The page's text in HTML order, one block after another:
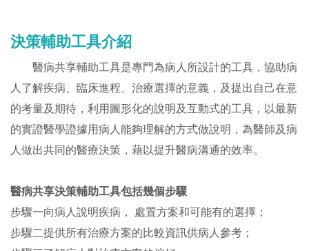
決策輔助工具介紹
醫病共享輔助工具是專門為病人所設計的工具，協助病
人了解疾病、臨床進程、治療選擇的意義，及提出自己在意
的考量及期待，利用圖形化的說明及互動式的工具，以最新
的實證醫學證據用病人能夠理解的方式做說明，為醫師及病
人做出共同的醫療決策，藉以提升醫病溝通的效率。
醫病共享決策輔助工具包括幾個步驟
步驟一向病人說明疾病， 處置方案和可能有的選擇；
步驟二提供所有治療方案的比較資訊供病人參考；